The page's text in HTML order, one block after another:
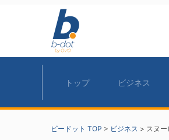
トップ ビジネス
ビードット TOP > ビジネス > スヌ